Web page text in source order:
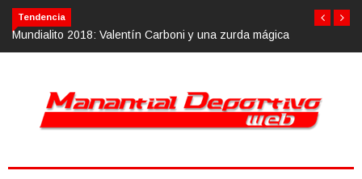
Tendencia
Calvario Race 2018, 10 de noviembre